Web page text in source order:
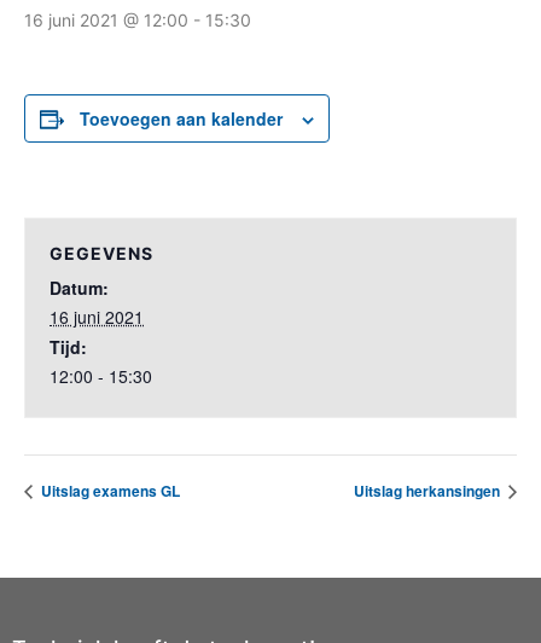
16 juni 2021 @ 12:00 - 15:30
Toevoegen aan kalender
GEGEVENS
Datum:
16 juni 2021
Tijd:
12:00 - 15:30
Uitslag examens GL Uitslag herkansingen